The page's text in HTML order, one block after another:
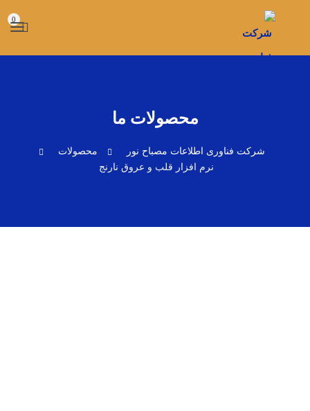
0
محصولات ما
شرکت فناوری اطلاعات مصباح نور
محصولات
نرم افزار قلب و عروق نارنج